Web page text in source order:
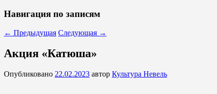
Навигация по записям
← Предыдущая Следующая →
Акция «Катюша»
Опубликовано 22.02.2023 автор Культура Невель